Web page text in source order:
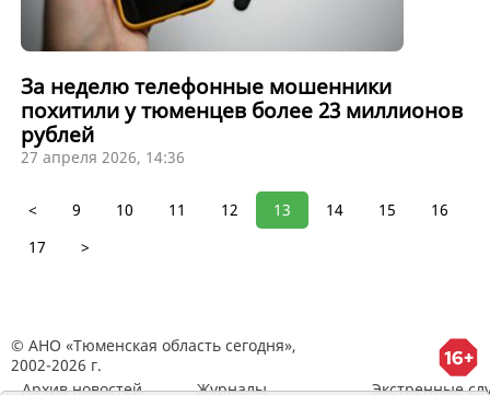
За неделю телефонные мошенники
похитили у тюменцев более 23 миллионов
рублей
27 апреля 2026, 14:36
< 9 10 11 12 13 14 15
16
17
>
© АНО «Тюменская область сегодня»,
2002-2026 г.
Архив новостей
Журналы Экстренные